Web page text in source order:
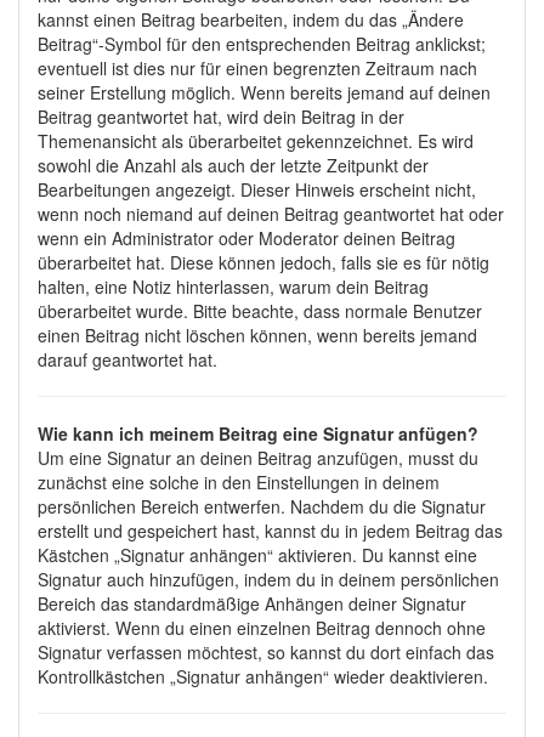
kannst einen Beitrag bearbeiten, indem du das „Ändere
Beitrag“-Symbol für den entsprechenden Beitrag anklickst;
eventuell ist dies nur für einen begrenzten Zeitraum nach
seiner Erstellung möglich. Wenn bereits jemand auf deinen
Beitrag geantwortet hat, wird dein Beitrag in der
Themenansicht als überarbeitet gekennzeichnet. Es wird
sowohl die Anzahl als auch der letzte Zeitpunkt der
Bearbeitungen angezeigt. Dieser Hinweis erscheint nicht,
wenn noch niemand auf deinen Beitrag geantwortet hat oder
wenn ein Administrator oder Moderator deinen Beitrag
überarbeitet hat. Diese können jedoch, falls sie es für nötig
halten, eine Notiz hinterlassen, warum dein Beitrag
überarbeitet wurde. Bitte beachte, dass normale Benutzer
einen Beitrag nicht löschen können, wenn bereits jemand
darauf geantwortet hat.
Wie kann ich meinem Beitrag eine Signatur anfügen?
Um eine Signatur an deinen Beitrag anzufügen, musst du
zunächst eine solche in den Einstellungen in deinem
persönlichen Bereich entwerfen. Nachdem du die Signatur
erstellt und gespeichert hast, kannst du in jedem Beitrag das
Kästchen „Signatur anhängen“ aktivieren. Du kannst eine
Signatur auch hinzufügen, indem du in deinem persönlichen
Bereich das standardmäßige Anhängen deiner Signatur
aktivierst. Wenn du einen einzelnen Beitrag dennoch ohne
Signatur verfassen möchtest, so kannst du dort einfach das
Kontrollkästchen „Signatur anhängen“ wieder deaktivieren.